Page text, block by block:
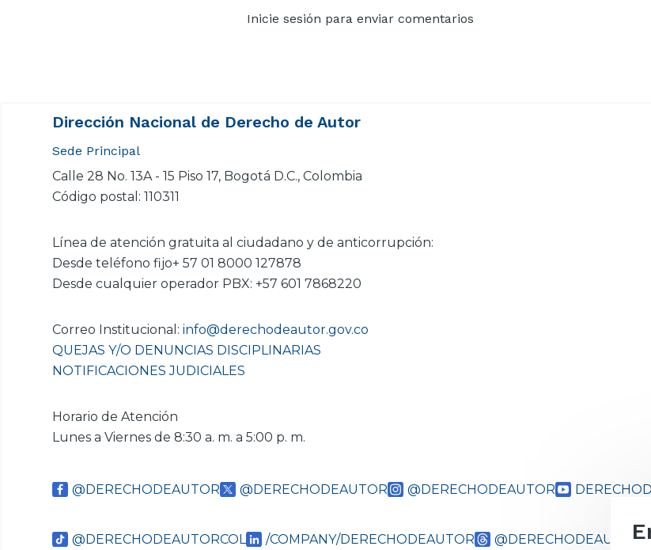
Inicie sesión para enviar comentarios
Dirección Nacional de Derecho de Autor
Sede Principal
Calle 28 No. 13A - 15 Piso 17, Bogotá D.C., Colombia
Código postal: 110311
Línea de atención gratuita al ciudadano y de anticorrupción:
Desde teléfono fijo+ 57 01 8000 127878
Desde cualquier operador PBX: +57 601 7868220
Correo Institucional: info@derechodeautor.gov.co
QUEJAS Y/O DENUNCIAS DISCIPLINARIAS
NOTIFICACIONES JUDICIALES
Horario de Atención
Lunes a Viernes de 8:30 a. m. a 5:00 p. m.
@DERECHODEAUTOR @DERECHODEAUTOR @DERECHODEAUTOR
@DERECHODEAUTORCOL /COMPANY/DERECHODEAUTOR @DERECHODEAUTOR